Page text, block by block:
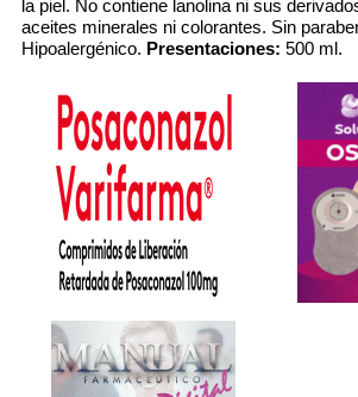
la piel. No contiene lanolina ni sus
aceites minerales ni colorantes. Sin
Hipoalergénico. Presentaciones: 500 ml.